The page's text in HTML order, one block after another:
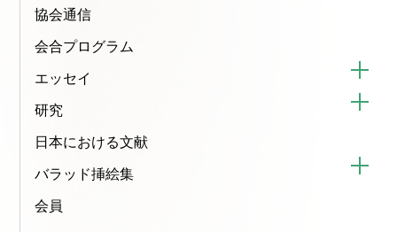
協会通信
会合プログラム
エッセイ
研究
日本における文献
バラッド挿絵集
会員